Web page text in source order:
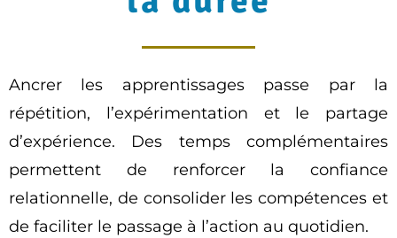
Ancrer les apprentissages passe par la
répétition, l’expérimentation et le partage
d’expérience. Des temps complémentaires
permettent de renforcer la confiance
relationnelle, de consolider les compétences et
de faciliter le passage à l’action au quotidien.